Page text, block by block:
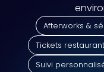
Afterworks &
Tickets restaurant
Suivi